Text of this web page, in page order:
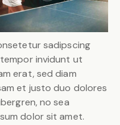
sadipscing
invidunt ut
erat, sed diam
et justo duo dolores
no sea
dolor sit amet.